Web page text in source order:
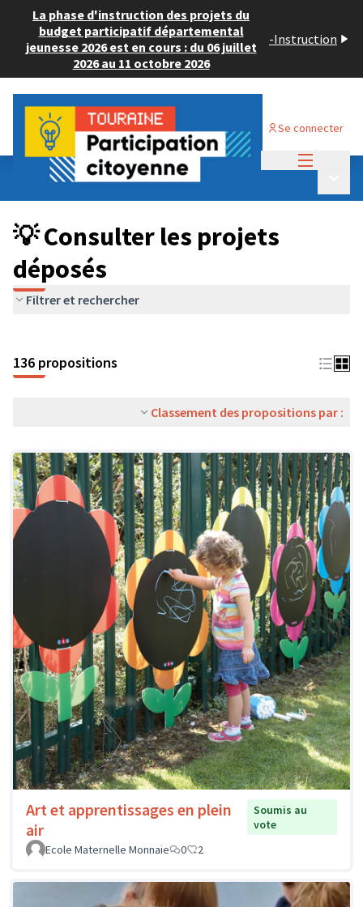
La phase d'instruction des projets du
budget participatif départemental
jeunesse 2026 est en cours : du 06 juillet
2026 au 11 octobre 2026
-Instruction
Se connecter
Budget Participatif JEUNESSE 2024
💡 Consulter les projets déposés
💡 Consulter les projets
déposés
Filtrer et rechercher
136 propositions
Classement des propositions par :
Art et apprentissages en plein
air
Soumis au
vote
Ecole Maternelle Monnaie
0 2